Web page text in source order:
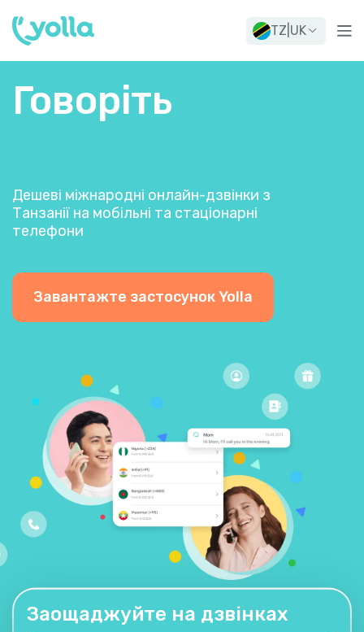
TZ UK
Говоріть
Дешеві міжнародні онлайн-дзвінки з
Танзанії на мобільні та стаціонарні
телефони
Завантажте застосунок Yolla
Заощаджуйте на дзвінках